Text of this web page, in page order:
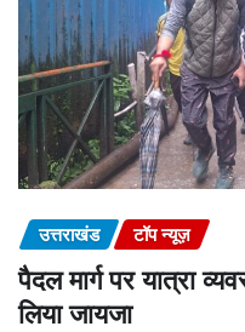
उत्तराखंड टॉप न्यूज़
पैदल मार्ग पर यात्रा
लिया जायजा